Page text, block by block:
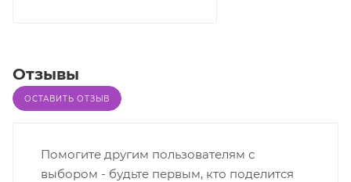
Отзывы
ОСТАВИТЬ ОТЗЫВ
Помогите другим пользователям с
выбором - будьте первым, кто поделится